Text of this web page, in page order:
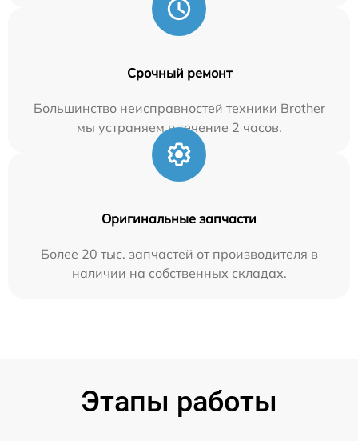
Срочный ремонт
Большинство неисправностей техники Brother
мы устраняем в течение 2 часов.
Оригинальные запчасти
Более 20 тыс. запчастей от производителя в
наличии на собственных складах.
Этапы работы